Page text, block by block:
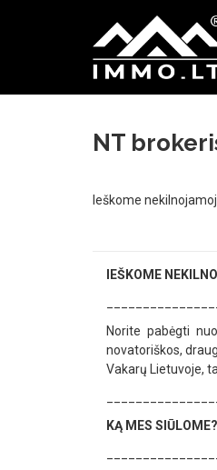
Immo
NT
Ieškome
IEŠKOME
Norite pabėgti
novatoriškos,
Vakarų Lietuvoje,
KĄ MES SIŪLOME?